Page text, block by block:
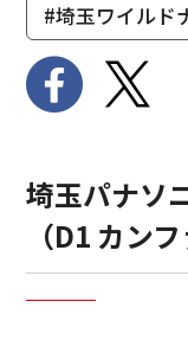
#埼玉ワイルド
埼玉パナソ
（D1 カン